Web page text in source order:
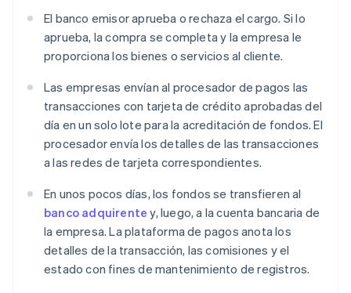
El banco emisor aprueba o rechaza el cargo. Si lo
aprueba, la compra se completa y la empresa le
proporciona los bienes o servicios al cliente.
Las empresas envían al procesador de pagos las
transacciones con tarjeta de crédito aprobadas del
día en un solo lote para la acreditación de fondos. El
procesador envía los detalles de las transacciones
a las redes de tarjeta correspondientes.
En unos pocos días, los fondos se transfieren al
banco adquirente y, luego, a la cuenta bancaria de
la empresa. La plataforma de pagos anota los
detalles de la transacción, las comisiones y el
estado con fines de mantenimiento de registros.